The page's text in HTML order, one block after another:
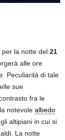
la notte del 21
alle ore
Peculiarità di tale
sue
fra le
notevole albedo
altipiani in cui si
La notte